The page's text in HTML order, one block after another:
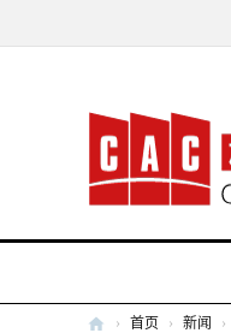
› 首页 › 新闻 ›